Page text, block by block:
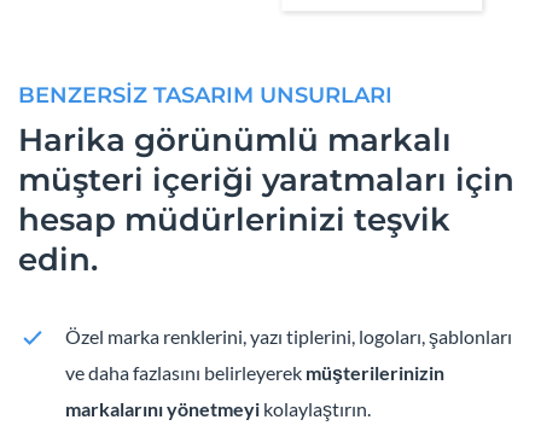
BENZERSİZ TASARIM UNSURLARI
Harika görünümlü markalı
müşteri içeriği yaratmaları için
hesap müdürlerinizi teşvik
edin.
Özel marka renklerini, yazı tiplerini, logoları, şablonları
ve daha fazlasını belirleyerek müşterilerinizin
markalarını yönetmeyi kolaylaştırın.